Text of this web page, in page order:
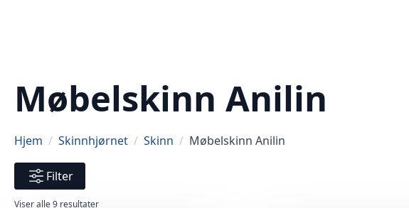
Møbelskinn Anilin
Hjem Skinnhjørnet Skinn Møbelskinn Anilin
Filter
Viser alle 9 resultaterSortert